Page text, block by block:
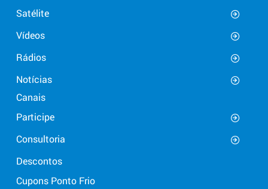
Satélite
Vídeos
Rádios
Notícias
Canais
Participe
Consultoria
Descontos
Cupons Ponto Frio